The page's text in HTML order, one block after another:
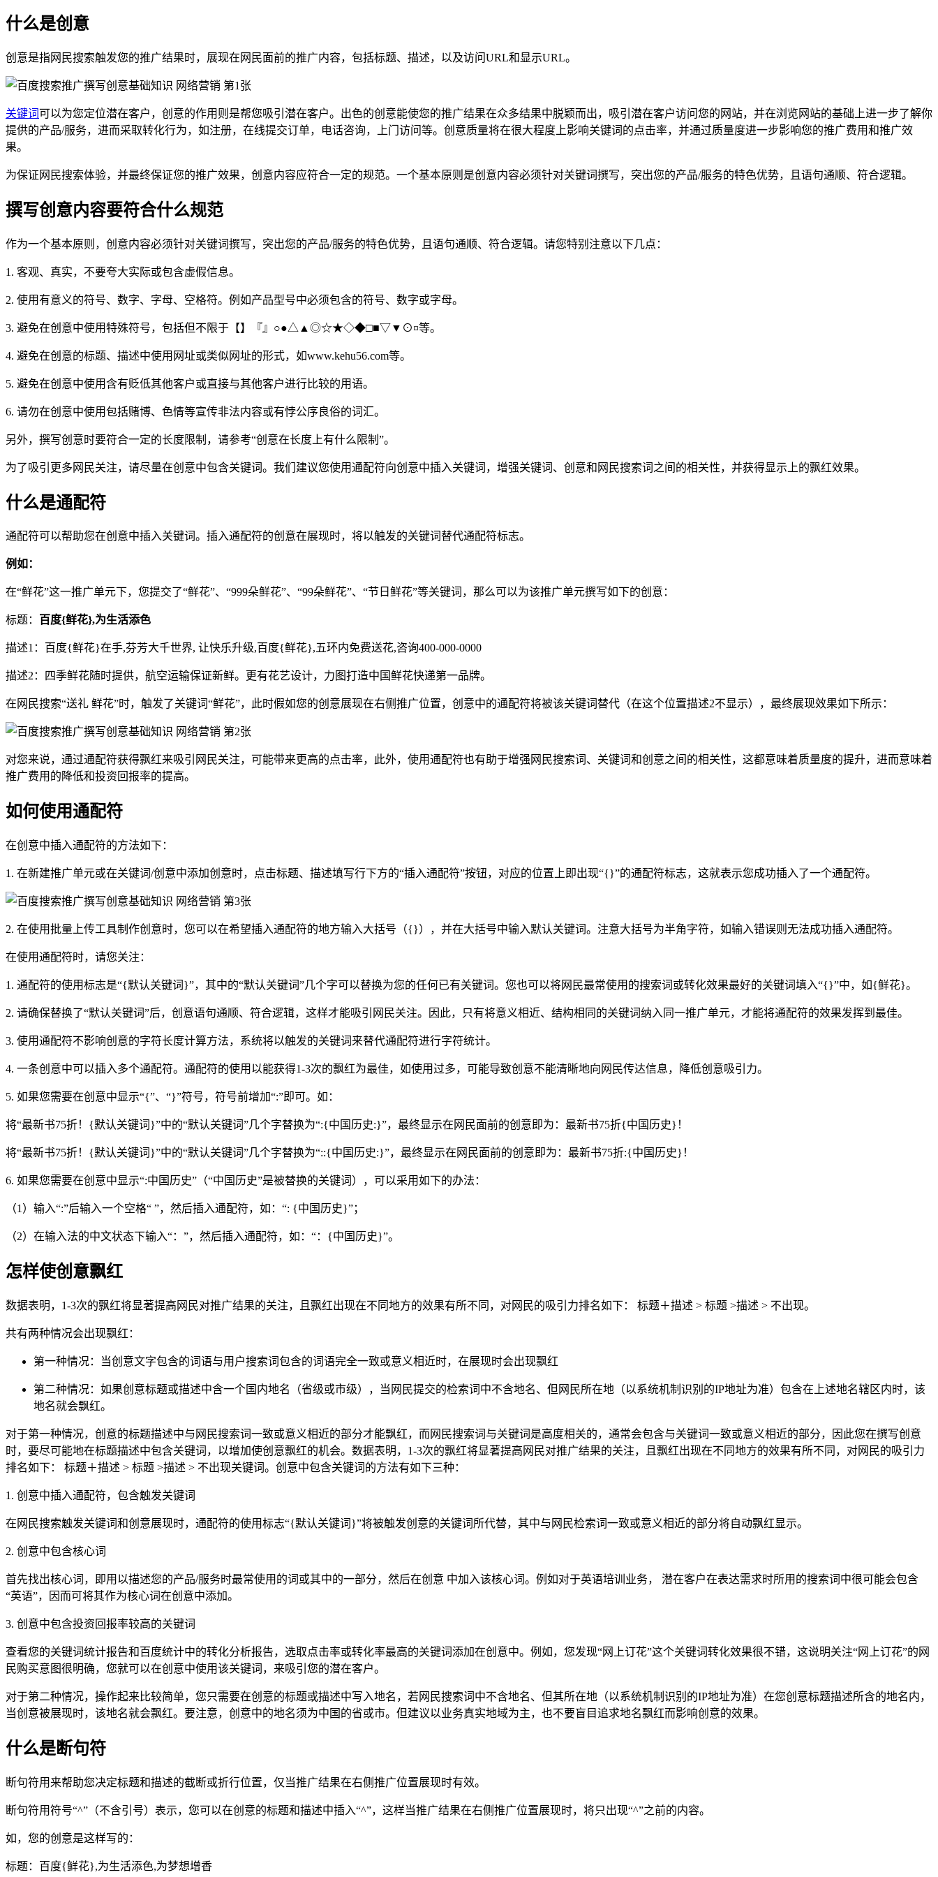
什么是创意
创意是指网民搜索触发您的推广结果时，展现在网民面前的推广内容，包括标题、描述，以及访问URL和显示URL。
关键词可以为您定位潜在客户，创意的作用则是帮您吸引潜在客户。出色的创意能使您的推广结果在众多结果中脱颖而出，吸引潜在客户访问您的网站，并在浏览网站的基础上进一步了解你
提供的产品/服务，进而采取转化行为，如注册，在线提交订单，电话咨询，上门访问等。创意质量将在很大程度上影响关键词的点击率，并通过质量度进一步影响您的推广费用和推广效
果。
为保证网民搜索体验，并最终保证您的推广效果，创意内容应符合一定的规范。一个基本原则是创意内容必须针对关键词撰写，突出您的产品/服务的特色优势，且语句通顺、符合逻辑。
撰写创意内容要符合什么规范
作为一个基本原则，创意内容必须针对关键词撰写，突出您的产品/服务的特色优势，且语句通顺、符合逻辑。请您特别注意以下几点：
1. 客观、真实，不要夸大实际或包含虚假信息。
2. 使用有意义的符号、数字、字母、空格符。例如产品型号中必须包含的符号、数字或字母。
3. 避免在创意中使用特殊符号，包括但不限于【】『』○●△▲◎☆★◇◆□■▽▼⊙¤等。
4. 避免在创意的标题、描述中使用网址或类似网址的形式，如www.kehu56.com等。
5. 避免在创意中使用含有贬低其他客户或直接与其他客户进行比较的用语。
6. 请勿在创意中使用包括赌博、色情等宣传非法内容或有悖公序良俗的词汇。
另外，撰写创意时要符合一定的长度限制，请参考“创意在长度上有什么限制”。
为了吸引更多网民关注，请尽量在创意中包含关键词。我们建议您使用通配符向创意中插入关键词，增强关键词、创意和网民搜索词之间的相关性，并获得显示上的飘红效果。
什么是通配符
通配符可以帮助您在创意中插入关键词。插入通配符的创意在展现时，将以触发的关键词替代通配符标志。
例如：
在“鲜花”这一推广单元下，您提交了“鲜花”、“999朵鲜花”、“99朵鲜花”、“节日鲜花”等关键词，那么可以为该推广单元撰写如下的创意：
标题： 百度{鲜花},为生活添色
描述1：百度{鲜花}在手,芬芳大千世界, 让快乐升级,百度{鲜花},五环内免费送花,咨询400-000-0000
描述2：四季鲜花随时提供，航空运输保证新鲜。更有花艺设计，力图打造中国鲜花快递第一品牌。
在网民搜索“送礼 鲜花”时，触发了关键词“鲜花”，此时假如您的创意展现在右侧推广位置，创意中的通配符将被该关键词替代（在这个位置描述2不显示），最终展现效果如下所示：
对您来说，通过通配符获得飘红来吸引网民关注，可能带来更高的点击率，此外，使用通配符也有助于增强网民搜索词、关键词和创意之间的相关性，这都意味着质量度的提升，进而意味着
推广费用的降低和投资回报率的提高。
如何使用通配符
在创意中插入通配符的方法如下：
1. 在新建推广单元或在关键词/创意中添加创意时，点击标题、描述填写行下方的“插入通配符”按钮，对应的位置上即出现“{}”的通配符标志，这就表示您成功插入了一个通配符。
2. 在使用批量上传工具制作创意时，您可以在希望插入通配符的地方输入大括号（{}），并在大括号中输入默认关键词。注意大括号为半角字符，如输入错误则无法成功插入通配符。
在使用通配符时，请您关注：
1. 通配符的使用标志是“{默认关键词}”，其中的“默认关键词”几个字可以替换为您的任何已有关键词。您也可以将网民最常使用的搜索词或转化效果最好的关键词填入“{}”中，如{鲜花}。
2. 请确保替换了“默认关键词”后，创意语句通顺、符合逻辑，这样才能吸引网民关注。因此，只有将意义相近、结构相同的关键词纳入同一推广单元，才能将通配符的效果发挥到最佳。
3. 使用通配符不影响创意的字符长度计算方法，系统将以触发的关键词来替代通配符进行字符统计。
4. 一条创意中可以插入多个通配符。通配符的使用以能获得1-3次的飘红为最佳，如使用过多，可能导致创意不能清晰地向网民传达信息，降低创意吸引力。
5. 如果您需要在创意中显示“{”、“}”符号，符号前增加“:”即可。如：
将“最新书75折！{默认关键词}”中的“默认关键词”几个字替换为“:{中国历史:}”，最终显示在网民面前的创意即为：最新书75折{中国历史}！
将“最新书75折！{默认关键词}”中的“默认关键词”几个字替换为“::{中国历史:}”，最终显示在网民面前的创意即为：最新书75折:{中国历史}！
6. 如果您需要在创意中显示“:中国历史”（“中国历史”是被替换的关键词），可以采用如下的办法：
（1）输入“:”后输入一个空格“ ”，然后插入通配符，如：“: {中国历史}”；
（2）在输入法的中文状态下输入“：”，然后插入通配符，如：“：{中国历史}”。
怎样使创意飘红
数据表明，1-3次的飘红将显著提高网民对推广结果的关注，且飘红出现在不同地方的效果有所不同，对网民的吸引力排名如下： 标题＋描述 > 标题 >描述 > 不出现。
共有两种情况会出现飘红：
第一种情况：当创意文字包含的词语与用户搜索词包含的词语完全一致或意义相近时，在展现时会出现飘红
第二种情况：如果创意标题或描述中含一个国内地名（省级或市级），当网民提交的检索词中不含地名、但网民所在地（以系统机制识别的IP地址为准）包含在上述地名辖区内时，该
地名就会飘红。
对于第一种情况，创意的标题描述中与网民搜索词一致或意义相近的部分才能飘红，而网民搜索词与关键词是高度相关的，通常会包含与关键词一致或意义相近的部分，因此您在撰写创意
时，要尽可能地在标题描述中包含关键词，以增加使创意飘红的机会。数据表明，1-3次的飘红将显著提高网民对推广结果的关注，且飘红出现在不同地方的效果有所不同，对网民的吸引力
排名如下： 标题＋描述 > 标题 >描述 > 不出现关键词。创意中包含关键词的方法有如下三种：
1. 创意中插入通配符，包含触发关键词
在网民搜索触发关键词和创意展现时，通配符的使用标志“{默认关键词}”将被触发创意的关键词所代替，其中与网民检索词一致或意义相近的部分将自动飘红显示。
2. 创意中包含核心词
首先找出核心词，即用以描述您的产品/服务时最常使用的词或其中的一部分，然后在创意 中加入该核心词。例如对于英语培训业务， 潜在客户在表达需求时所用的搜索词中很可能会包含
“英语”，因而可将其作为核心词在创意中添加。
3. 创意中包含投资回报率较高的关键词
查看您的关键词统计报告和百度统计中的转化分析报告，选取点击率或转化率最高的关键词添加在创意中。例如，您发现“网上订花”这个关键词转化效果很不错，这说明关注“网上订花”的网
民购买意图很明确，您就可以在创意中使用该关键词，来吸引您的潜在客户。
对于第二种情况，操作起来比较简单，您只需要在创意的标题或描述中写入地名，若网民搜索词中不含地名、但其所在地（以系统机制识别的IP地址为准）在您创意标题描述所含的地名内，
当创意被展现时，该地名就会飘红。要注意，创意中的地名须为中国的省或市。但建议以业务真实地域为主，也不要盲目追求地名飘红而影响创意的效果。
什么是断句符
断句符用来帮助您决定标题和描述的截断或折行位置，仅当推广结果在右侧推广位置展现时有效。
断句符用符号“^”（不含引号）表示，您可以在创意的标题和描述中插入“^”，这样当推广结果在右侧推广位置展现时，将只出现“^”之前的内容。
如，您的创意是这样写的：
标题：百度{鲜花},为生活添色,为梦想增香